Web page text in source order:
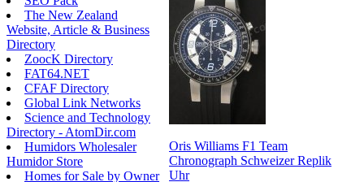
The New Zealand
Website, Article & Business
Directory
ZoocK Directory
FAT64.NET
CFAF Directory
Global Link Networks
Science and Technology
Directory - AtomDir.com
Humidors Wholesaler
Humidor Store
Homes for Sale by Owner
Oris Williams F1 Team
Chronograph Schweizer Replik
Uhr